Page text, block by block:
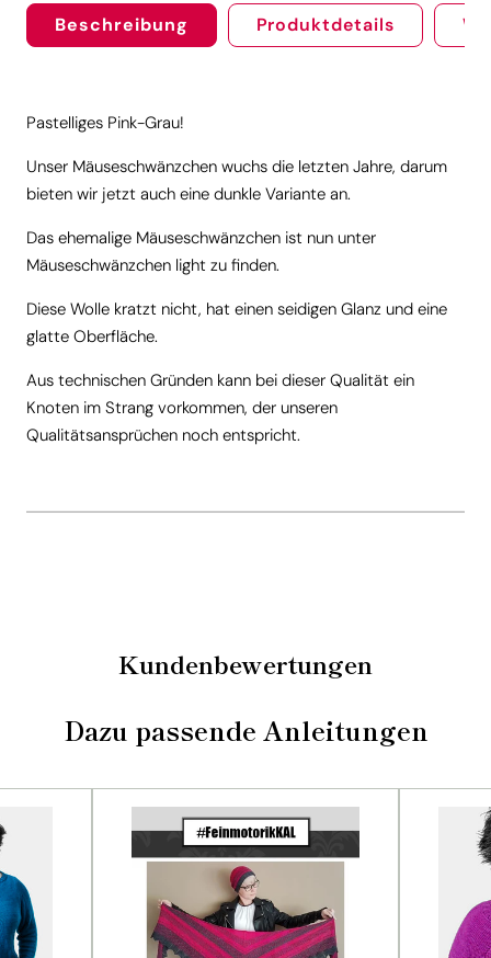
Beschreibung Produktdetails
Pastelliges Pink-Grau!
Unser Mäuseschwänzchen wuchs die letzten Jahre, darum
bieten wir jetzt auch eine dunkle Variante an.
Das ehemalige Mäuseschwänzchen ist nun unter
Mäuseschwänzchen light zu finden.
Diese Wolle kratzt nicht, hat einen seidigen Glanz und eine
glatte Oberfläche.
Aus technischen Gründen kann bei dieser Qualität ein
Knoten im Strang vorkommen, der unseren
Qualitätsansprüchen noch entspricht.
Kundenbewertungen
Dazu passende Anleitungen